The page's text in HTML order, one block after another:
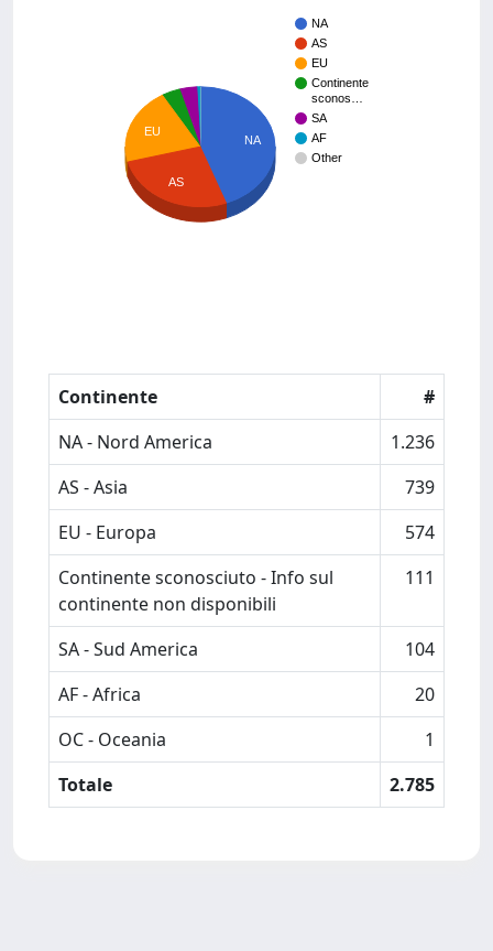
NA
AS
EU
Continente
sconos…
SA
AF
Other
NA
EU
AS
Continente
#
NA - Nord America
1.236
AS - Asia
739
EU - Europa
574
Continente sconosciuto - Info sul
continente non disponibili
111
SA - Sud America
104
AF - Africa
20
OC - Oceania
1
Totale
2.785